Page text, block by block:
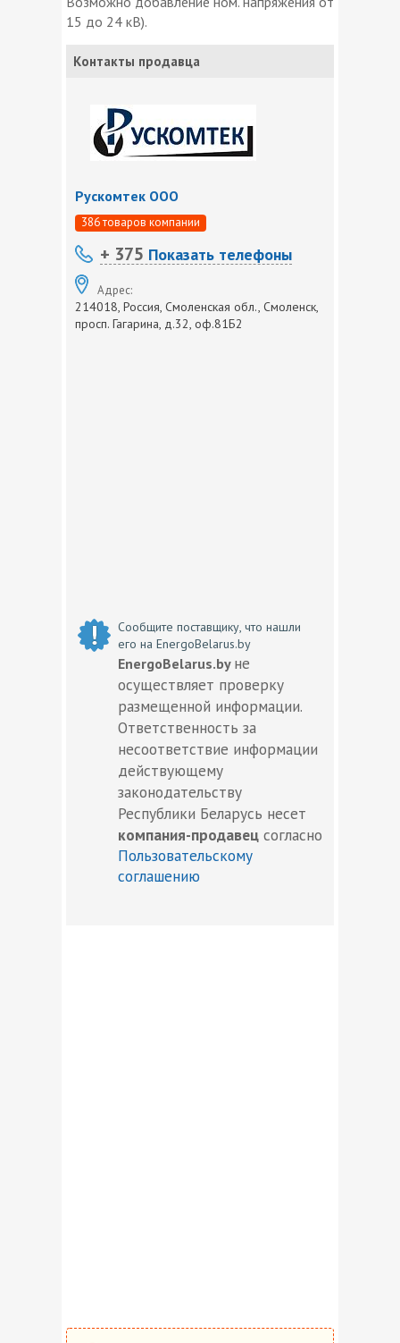
15 до 24 кВ).
Контакты продавца
Рускомтек ООО
386 товаров компании
+ 375 Показать телефоны
Адрес:
214018, Россия, Смоленская обл., Смоленск,
просп. Гагарина, д.32, оф.81Б2
Сообщите поставщику, что нашли
его на EnergoBelarus.by
EnergoBelarus.by не
осуществляет проверку
размещенной информации.
Ответственность за
несоответствие информации
действующему
законодательству
Республики Беларусь несет
компания-продавец согласно
Пользовательскому
соглашению